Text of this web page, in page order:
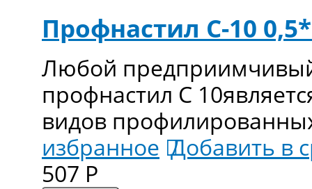
Профнастил С-10
Любой
профнастил С
видов
избранное Добавить в
507 Р